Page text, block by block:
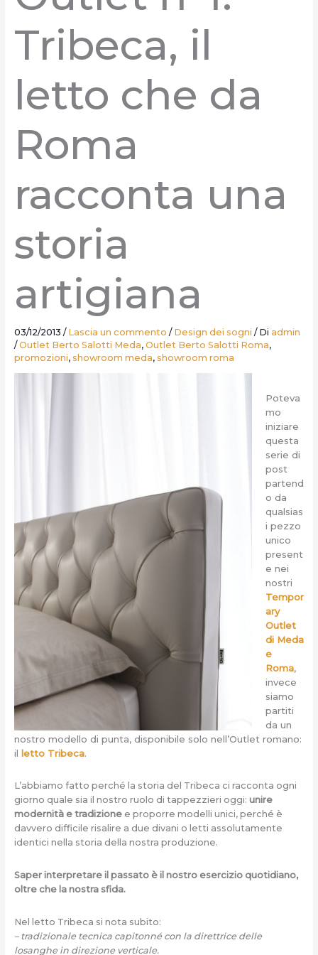
Tribeca, il
letto che da
Roma
racconta una
storia
artigiana
03/12/2013 / Lascia un commento / Design dei sogni / Di admin
/Outlet Berto Salotti Meda, Outlet Berto Salotti Roma,
promozioni, showroom meda, showroom roma
Poteva
mo
iniziare
questa
serie di
post
partend
o da
qualsias
i pezzo
unico
present
e nei
nostri
Tempor
ary
Outlet
di Meda
e
Roma,
invece
siamo
partiti
da un
nostro modello di punta, disponibile solo nell’Outlet romano:
il letto Tribeca.
L’abbiamo fatto perché la storia del Tribeca ci racconta ogni
giorno quale sia il nostro ruolo di tappezzieri oggi: unire
modernità e tradizionee proporre modelli unici, perché è
davvero difficile risalire a due divani o letti assolutamente
identici nella storia della nostra produzione.
Saper interpretare il passato è il nostro esercizio quotidiano,
oltre che la nostra sfida.
Nel letto Tribeca si nota subito:
– tradizionale tecnica capitonné con la direttrice delle
losanghe in direzione verticale.